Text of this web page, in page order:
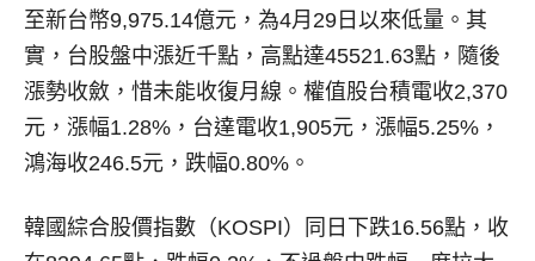
至新台幣9,975.14億元，為4月29日以來低量。其
實，台股盤中漲近千點，高點達45521.63點，隨後
漲勢收斂，惜未能收復月線。權值股台積電收2,370
元，漲幅1.28%，台達電收1,905元，漲幅5.25%，
鴻海收246.5元，跌幅0.80%。
韓國綜合股價指數（KOSPI）同日下跌16.56點，收